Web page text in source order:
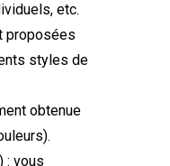
etc.
proposées
styles de
obtenue
: vous